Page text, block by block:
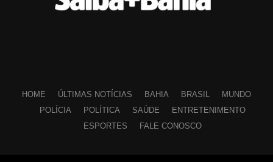
HOME ÚLTIMAS NOTÍCIAS BAHIA BRASIL
MUNDO
POLÍCIA
POLÍTICA SAÚDE
ENTRETENIMENTO
ESPORTES
FALE CONOSCO